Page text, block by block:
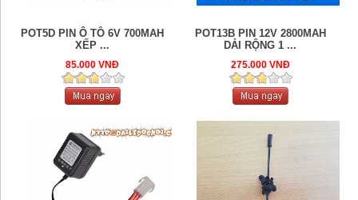
POT5D PIN Ô TÔ 6V 700MAH
XẾP ...
85.000 VNĐ
POT13B PIN 12V 2800MAH
DẢI RỘNG 1 ...
275.000 VNĐ